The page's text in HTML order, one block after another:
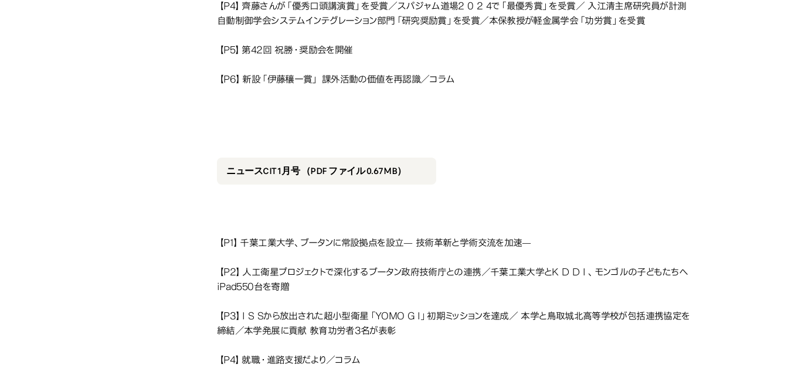
【P4】齊藤さんが「優秀口頭講演賞」を受賞／スパジャム道場2 0 2 4で「最優秀賞」を受賞／ 入江清主席研究員が計測
自動制御学会システムインテグレーション部門「研究奨励賞」を受賞／本保教授が軽金属学会「功労賞」を受賞
【P5】第42回 祝勝・奨励会を開催
【P6】新設「伊藤穰一賞」 課外活動の価値を再認識／コラム
2025年1月号
ニュースCIT1月号 （PDF ファイル 0.67MB）
【P1】千葉工業大学、ブータンに常設拠点を設立— 技術革新と学術交流を加速—
【P2】人工衛星プロジェクトで深化するブータン政府技術庁との連携／千葉工業大学とK D D I 、モンゴルの子どもたちへ
iPad550台を寄贈
【P3】I S Sから放出された超小型衛星「YOMO G I」初期ミッションを達成／ 本学と鳥取城北高等学校が包括連携協定を
締結／本学発展に貢献 教育功労者3名が表彰
【P4】就職・進路支援だより／コラム